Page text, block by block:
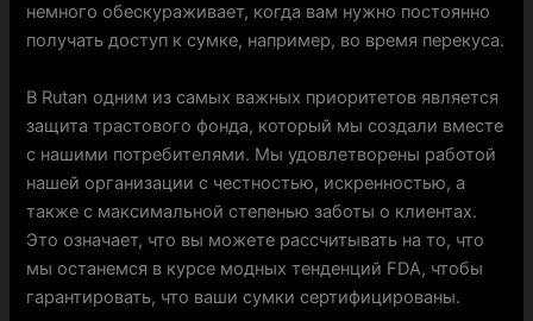
немного обескураживает, когда вам нужно постоянно
получать доступ к сумке, например, во время перекуса.
В Rutan одним из самых важных приоритетов является
защита трастового фонда, который мы создали вместе
с нашими потребителями. Мы удовлетворены работой
нашей организации с честностью, искренностью, а
также с максимальной степенью заботы о клиентах.
Это означает, что вы можете рассчитывать на то, что
мы останемся в курсе модных тенденций FDA, чтобы
гарантировать, что ваши сумки сертифицированы.